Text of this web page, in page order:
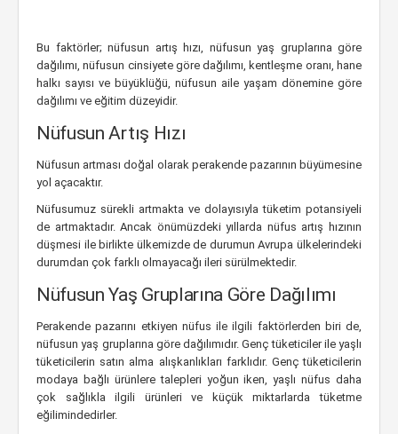
Bu faktörler; nüfusun artış hızı, nüfusun yaş gruplarına göre
dağılımı, nüfusun cinsiyete göre dağılımı, kentleşme oranı, hane
halkı sayısı ve büyüklüğü, nüfusun aile yaşam dönemine göre
dağılımı ve eğitim düzeyidir.
Nüfusun Artış Hızı
Nüfusun artması doğal olarak perakende pazarının büyümesine
yol açacaktır.
Nüfusumuz sürekli artmakta ve dolayısıyla tüketim potansiyeli
de artmaktadır. Ancak önümüzdeki yıllarda nüfus artış hızının
düşmesi ile birlikte ülkemizde de durumun Avrupa ülkelerindeki
durumdan çok farklı olmayacağı ileri sürülmektedir.
Nüfusun Yaş Gruplarına Göre Dağılımı
Perakende pazarını etkiyen nüfus ile ilgili faktörlerden biri de,
nüfusun yaş gruplarına göre dağılımıdır. Genç tüketiciler ile yaşlı
tüketicilerin satın alma alışkanlıkları farklıdır. Genç tüketicilerin
modaya bağlı ürünlere talepleri yoğun iken, yaşlı nüfus daha
çok sağlıkla ilgili ürünleri ve küçük miktarlarda tüketme
eğilimindedirler.